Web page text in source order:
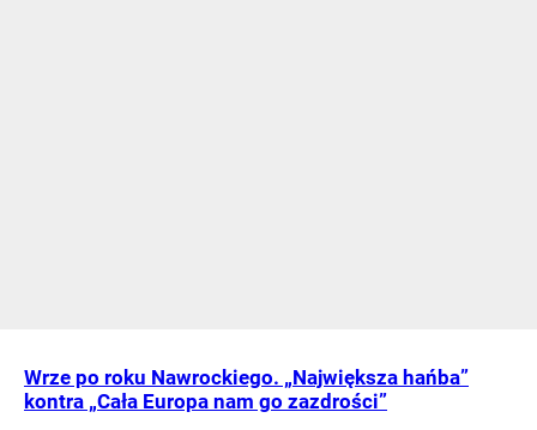
Wrze po roku Nawrockiego. „Największa hańba”
kontra „Cała Europa nam go zazdrości”